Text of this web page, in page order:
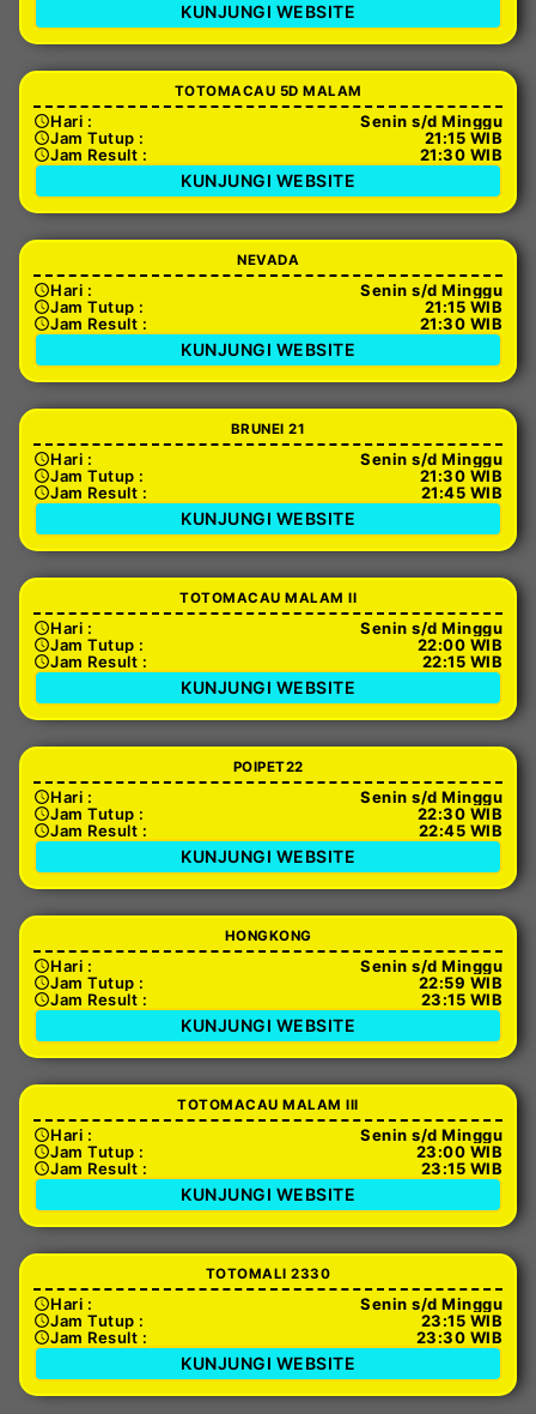
KUNJUNGI WEBSITE
TOTOMACAU 5D MALAM
Hari :
Senin s/d Minggu
Jam Tutup :
21:15 WIB
Jam Result :
21:30 WIB
KUNJUNGI WEBSITE
NEVADA
Hari :
Senin s/d Minggu
Jam Tutup :
21:15 WIB
Jam Result :
21:30 WIB
KUNJUNGI WEBSITE
BRUNEI 21
Hari :
Senin s/d Minggu
Jam Tutup :
21:30 WIB
Jam Result :
21:45 WIB
KUNJUNGI WEBSITE
TOTOMACAU MALAM II
Hari :
Senin s/d Minggu
Jam Tutup :
22:00 WIB
Jam Result :
22:15 WIB
KUNJUNGI WEBSITE
POIPET22
Hari :
Senin s/d Minggu
Jam Tutup :
22:30 WIB
Jam Result :
22:45 WIB
KUNJUNGI WEBSITE
HONGKONG
Hari :
Senin s/d Minggu
Jam Tutup :
22:59 WIB
Jam Result :
23:15 WIB
KUNJUNGI WEBSITE
TOTOMACAU MALAM III
Hari :
Senin s/d Minggu
Jam Tutup :
23:00 WIB
Jam Result :
23:15 WIB
KUNJUNGI WEBSITE
TOTOMALI 2330
Hari :
Senin s/d Minggu
Jam Tutup :
23:15 WIB
Jam Result :
23:30 WIB
KUNJUNGI WEBSITE